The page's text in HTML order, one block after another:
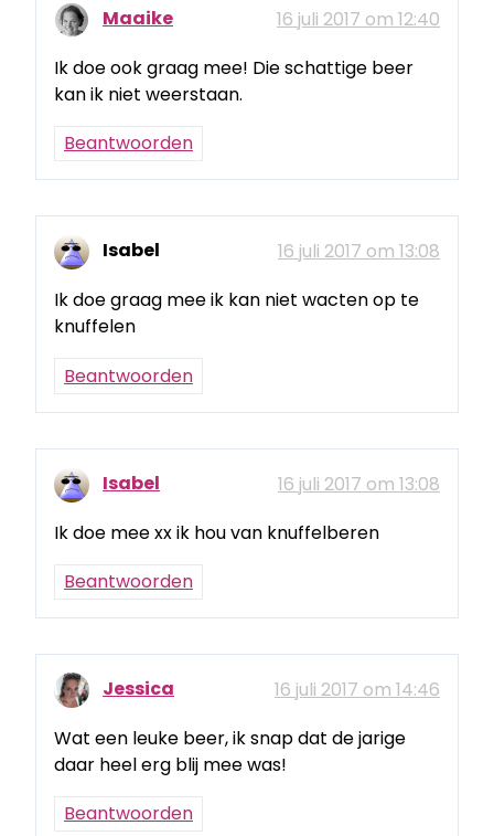
Maaike
16 juli 2017 om 12:40
Ik doe ook graag mee! Die schattige beer
kan ik niet weerstaan.
Beantwoorden
Isabel
16 juli 2017 om 13:08
Ik doe graag mee ik kan niet wacten op te
knuffelen
Beantwoorden
Isabel
16 juli 2017 om 13:08
Ik doe mee xx ik hou van knuffelberen
Beantwoorden
Jessica
16 juli 2017 om 14:46
Wat een leuke beer, ik snap dat de jarige
daar heel erg blij mee was!
Beantwoorden